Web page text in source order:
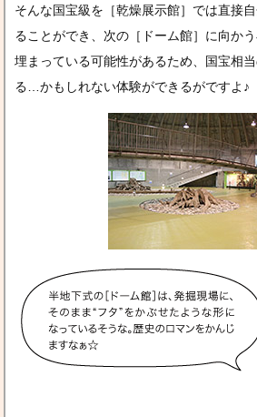
そんな国宝級を［乾燥展示館］では直接
ることができ、次の［ドーム館］に向か
埋まっている可能性があるため、国宝相
る…かもしれない体験ができるがですよ♪